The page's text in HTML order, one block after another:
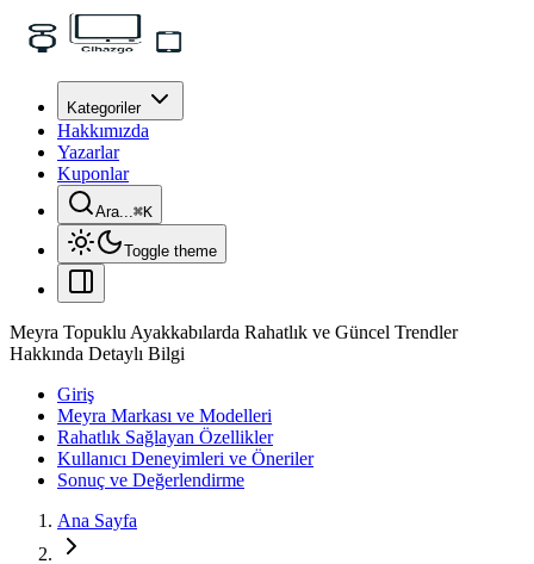
Kategoriler
Hakkımızda
Yazarlar
Kuponlar
Ara...⌘K
Toggle theme
Meyra Topuklu Ayakkabılarda Rahatlık ve Güncel Trendler
Hakkında Detaylı Bilgi
Giriş
Meyra Markası ve Modelleri
Rahatlık Sağlayan Özellikler
Kullanıcı Deneyimleri ve Öneriler
Sonuç ve Değerlendirme
Ana Sayfa